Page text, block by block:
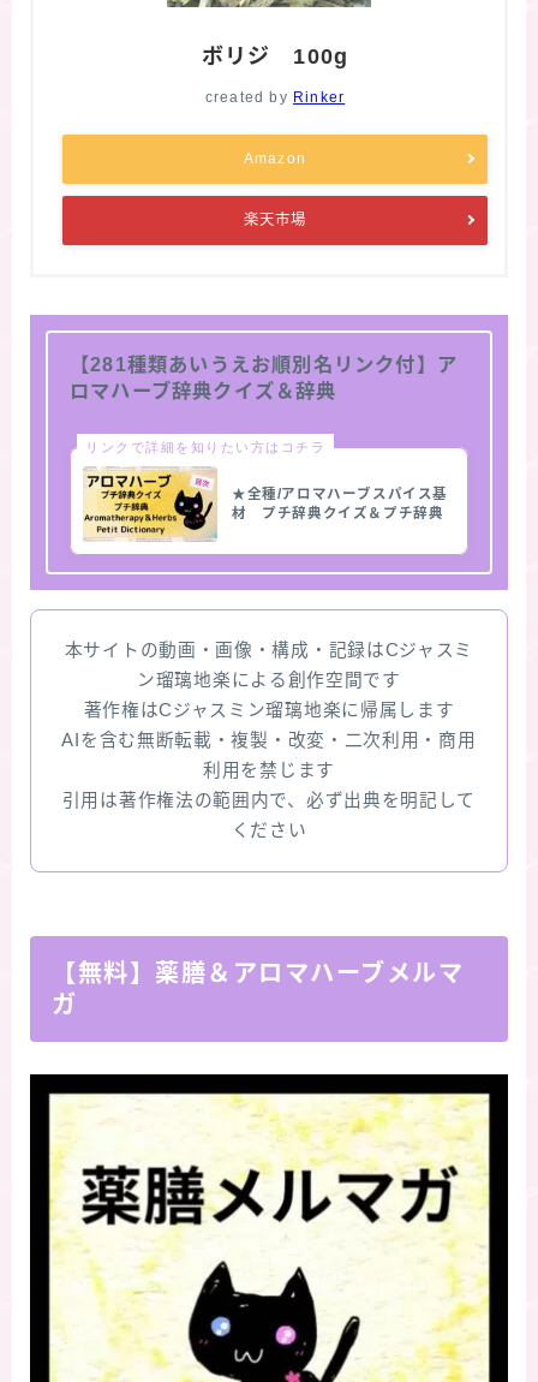
ボリジ 100g
created by Rinker
Amazon
楽天市場
【281種類あいうえお順別名リンク付】ア
ロマハーブ辞典クイズ＆辞典
リンクで詳細を知りたい方はコチラ
★全種/アロマハーブスパイス基
材 プチ辞典クイズ＆プチ辞典
本サイトの動画・画像・構成・記録はCジャスミ
ン瑠璃地楽による創作空間です
著作権はCジャスミン瑠璃地楽に帰属します
AIを含む無断転載・複製・改変・二次利用・商用
利用を禁じます
引用は著作権法の範囲内で、必ず出典を明記して
ください
【無料】薬膳＆アロマハーブメルマ
ガ